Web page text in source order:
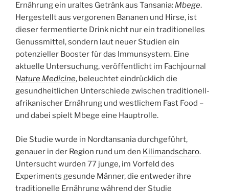
Ernährung ein uraltes Getränk aus Tansania: Mbege.
Hergestellt aus vergorenen Bananen und Hirse, ist
dieser fermentierte Drink nicht nur ein traditionelles
Genussmittel, sondern laut neuer Studien ein
potenzieller Booster für das Immunsystem. Eine
aktuelle Untersuchung, veröffentlicht im Fachjournal
Nature Medicine, beleuchtet eindrücklich die
gesundheitlichen Unterschiede zwischen traditionell-
afrikanischer Ernährung und westlichem Fast Food –
und dabei spielt Mbege eine Hauptrolle.
Die Studie wurde in Nordtansania durchgeführt,
genauer in der Region rund um den Kilimandscharo.
Untersucht wurden 77 junge, im Vorfeld des
Experiments gesunde Männer, die entweder ihre
traditionelle Ernährung während der Studie